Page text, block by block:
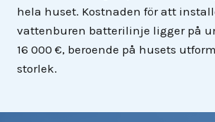
hela huset. Kostnaden för att
vattenburen batterilinje ligger på
16 000 €, beroende på husets
storlek.